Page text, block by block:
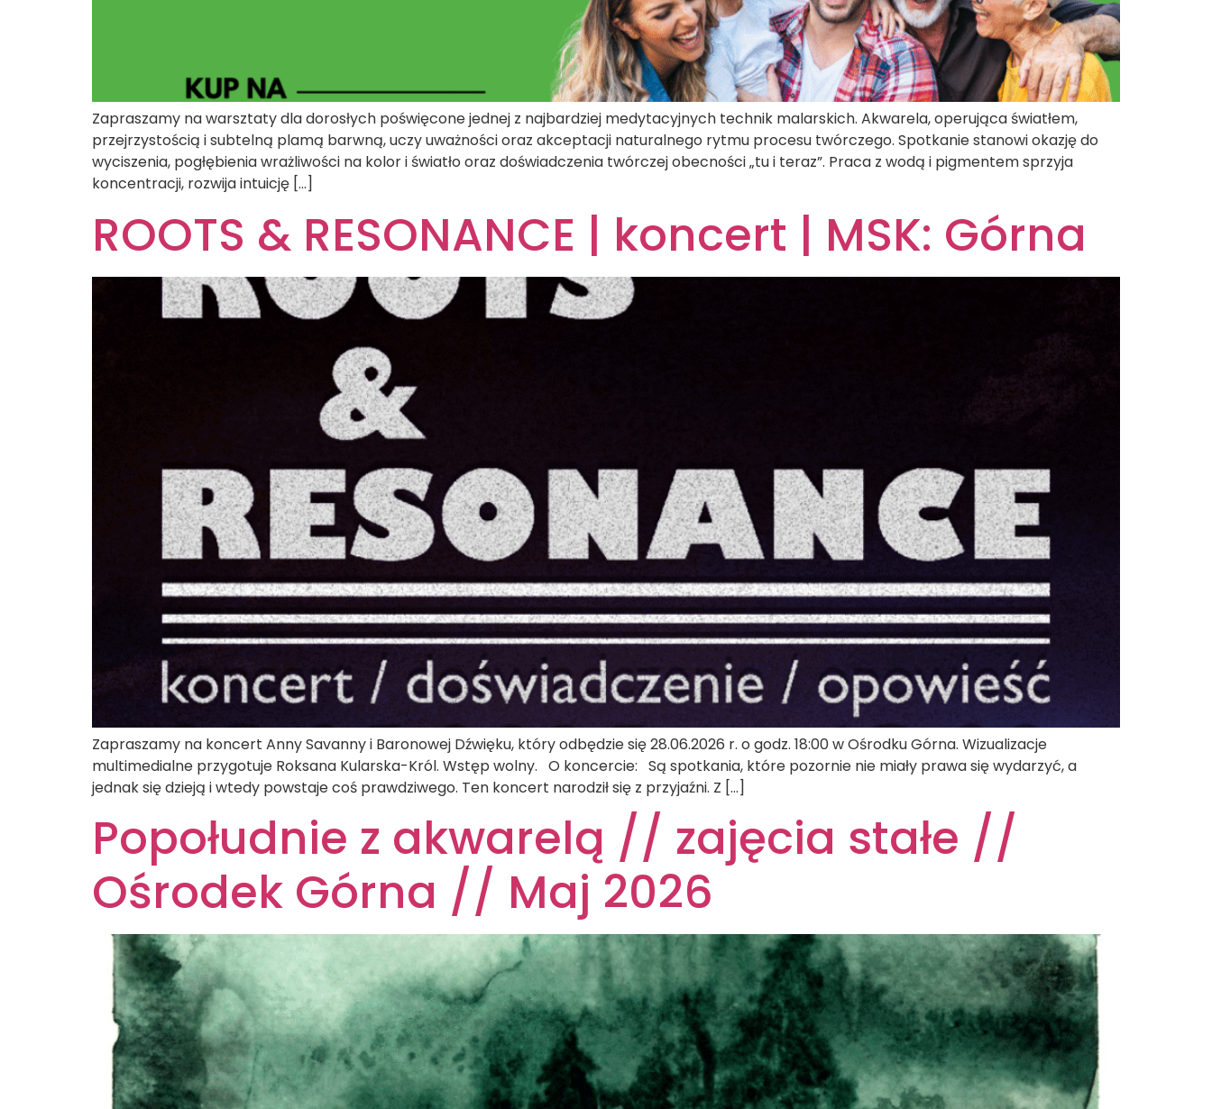
Zapraszamy na warsztaty dla dorosłych poświęcone jednej z najbardziej medytacyjnych technik malarskich. Akwarela, operująca światłem,
przejrzystością i subtelną plamą barwną, uczy uważności oraz akceptacji naturalnego rytmu procesu twórczego. Spotkanie stanowi okazję do
wyciszenia, pogłębienia wrażliwości na kolor i światło oraz doświadczenia twórczej obecności „tu i teraz”. Praca z wodą i pigmentem sprzyja
koncentracji, rozwija intuicję […]
ROOTS & RESONANCE | koncert | MSK: Górna
Zapraszamy na koncert Anny Savanny i Baronowej Dźwięku, który odbędzie się 28.06.2026 r. o godz. 18:00 w Ośrodku Górna. Wizualizacje
multimedialne przygotuje Roksana Kularska-Król. Wstęp wolny. O koncercie: Są spotkania, które pozornie nie miały prawa się wydarzyć, a
jednak się dzieją i wtedy powstaje coś prawdziwego. Ten koncert narodził się z przyjaźni. Z […]
Popołudnie z akwarelą // zajęcia stałe //
Ośrodek Górna // Maj 2026